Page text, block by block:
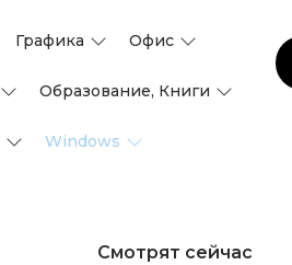
Графика Офис
Образование, Книги
Windows
Смотрят сейчас